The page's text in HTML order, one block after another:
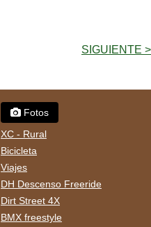
SIGUIENTE >
Fotos
XC - Rural
Bicicleta
Viajes
DH Descenso Freeride
Dirt Street 4X
BMX freestyle